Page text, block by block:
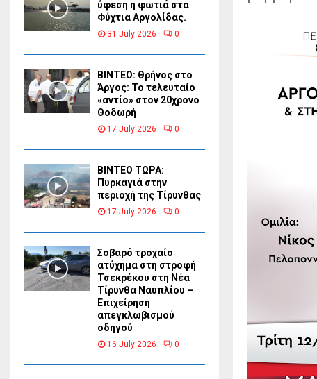
ύφεση η φωτιά στα
Φύχτια Αργολίδας.
31 July 2026 0
ΒΙΝΤΕΟ: Θρήνος στο
Άργος: Το τελευταίο
«αντίο» στον 20χρονο
Θοδωρή
17 July 2026 0
ΒΙΝΤΕΟ ΤΩΡΑ:
Πυρκαγιά στην
περιοχή της Τίρυνθας
17 July 2026 0
Σοβαρό τροχαίο
ατύχημα στη στροφή
Τσεκρέκου στη Νέα
Τίρυνθα Ναυπλίου –
Επιχείρηση
απεγκλωβισμού
οδηγού
16 July 2026 0